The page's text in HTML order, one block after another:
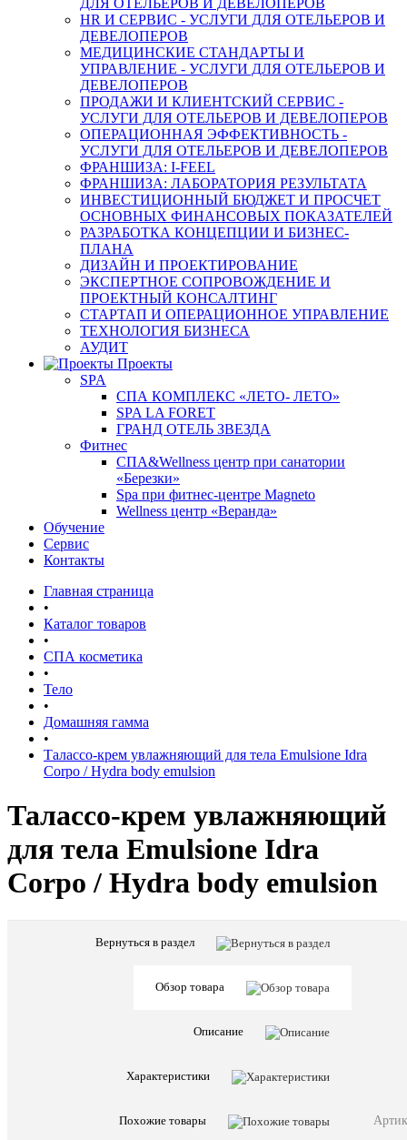
ДЛЯ ОТЕЛЬЕРОВ И ДЕВЕЛОПЕРОВ
HR И СЕРВИС - УСЛУГИ ДЛЯ ОТЕЛЬЕРОВ И
ДЕВЕЛОПЕРОВ
МЕДИЦИНСКИЕ СТАНДАРТЫ И
УПРАВЛЕНИЕ - УСЛУГИ ДЛЯ ОТЕЛЬЕРОВ И
ДЕВЕЛОПЕРОВ
ПРОДАЖИ И КЛИЕНТСКИЙ СЕРВИС -
УСЛУГИ ДЛЯ ОТЕЛЬЕРОВ И ДЕВЕЛОПЕРОВ
ОПЕРАЦИОННАЯ ЭФФЕКТИВНОСТЬ -
УСЛУГИ ДЛЯ ОТЕЛЬЕРОВ И ДЕВЕЛОПЕРОВ
ФРАНШИЗА: I-FEEL
ФРАНШИЗА: ЛАБОРАТОРИЯ РЕЗУЛЬТАТА
ИНВЕСТИЦИОННЫЙ БЮДЖЕТ И ПРОСЧЕТ
ОСНОВНЫХ ФИНАНСОВЫХ ПОКАЗАТЕЛЕЙ
РАЗРАБОТКА КОНЦЕПЦИИ И БИЗНЕС-
ПЛАНА
ДИЗАЙН И ПРОЕКТИРОВАНИЕ
ЭКСПЕРТНОЕ СОПРОВОЖДЕНИЕ И
ПРОЕКТНЫЙ КОНСАЛТИНГ
СТАРТАП И ОПЕРАЦИОННОЕ УПРАВЛЕНИЕ
ТЕХНОЛОГИЯ БИЗНЕСА
АУДИТ
Проекты
SPA
СПА КОМПЛЕКС «ЛЕТО- ЛЕТО»
SPA LA FORET
ГРАНД ОТЕЛЬ ЗВЕЗДА
Фитнес
СПА&Wellness центр при санатории
«Березки»
Spa при фитнес-центре Magneto
Wellness центр «Веранда»
Обучение
Сервис
Контакты
Главная страница
•
Каталог товаров
•
СПА косметика
•
Тело
•
Домашняя гамма
•
Талассо-крем увлажняющий для тела Emulsione Idra
Corpo / Hydra body emulsion
Талассо-крем увлажняющий
для тела Emulsione Idra
Corpo / Hydra body emulsion
Вернуться в раздел
Обзор товара
Описание
Характеристики
Похожие товары
Крем